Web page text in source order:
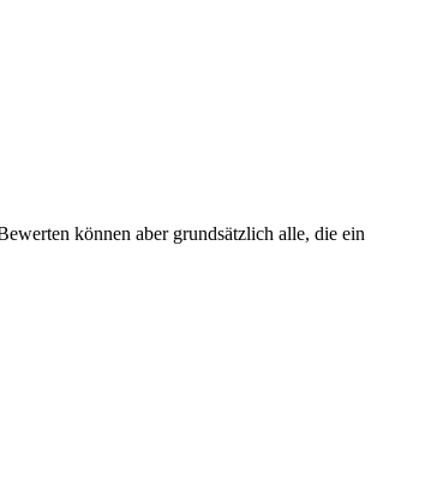
können aber grundsätzlich alle, die ein